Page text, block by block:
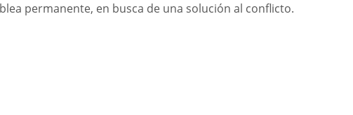
permanente, en busca de una solución al conflicto.